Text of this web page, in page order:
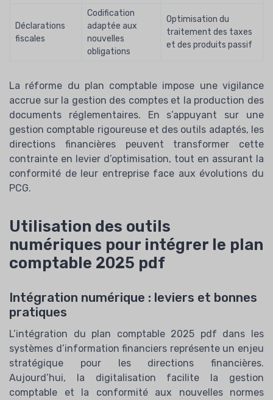
Déclarations
fiscales
Codification
adaptée aux
nouvelles
obligations
Optimisation du
traitement des taxes
et des produits passif
La réforme du plan comptable impose une vigilance
accrue sur la gestion des comptes et la production des
documents réglementaires. En s’appuyant sur une
gestion comptable rigoureuse et des outils adaptés, les
directions financières peuvent transformer cette
contrainte en levier d’optimisation, tout en assurant la
conformité de leur entreprise face aux évolutions du
PCG.
Utilisation des outils
numériques pour intégrer le plan
comptable 2025 pdf
Intégration numérique : leviers et bonnes
pratiques
L’intégration du plan comptable 2025 pdf dans les
systèmes d’information financiers représente un enjeu
stratégique pour les directions financières.
Aujourd’hui, la digitalisation facilite la gestion
comptable et la conformité aux nouvelles normes